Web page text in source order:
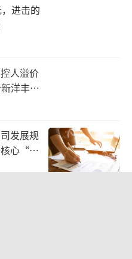
步。
算太久，2019年诞
集团创新业务的主要
石生物在研项目20余
开展不同阶段临床试
阶段的产品3款，处
涵盖抗体类药物、A
进击的
人溢价
洋丰、
发展规
核心“痛